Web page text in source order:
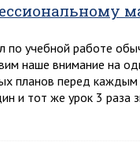
по учебной работе
наше внимание на
планов перед
и тот же урок 3 раза